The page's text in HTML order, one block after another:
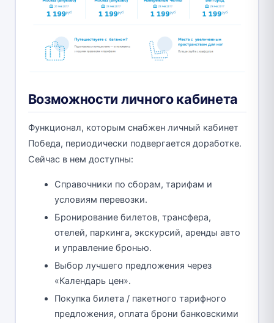
Возможности личного кабинета
Функционал, которым снабжен личный кабинет
Победа, периодически подвергается доработке.
Сейчас в нем доступны:
Справочники по сборам, тарифам и
условиям перевозки.
Бронирование билетов, трансфера,
отелей, паркинга, экскурсий, аренды авто
и управление бронью.
Выбор лучшего предложения через
«Календарь цен».
Покупка билета / пакетного тарифного
предложения, оплата брони банковскими